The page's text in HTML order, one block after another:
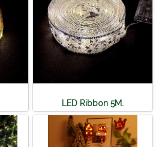
LED Ribbon 5M.